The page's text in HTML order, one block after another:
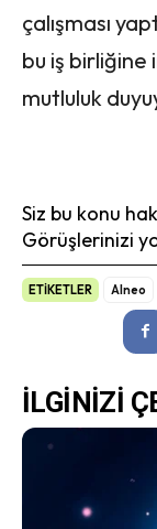
çalışması
bu iş birliğine
mutluluk
Siz bu konu
Görüşlerinizi
ETİKETLER Alneo